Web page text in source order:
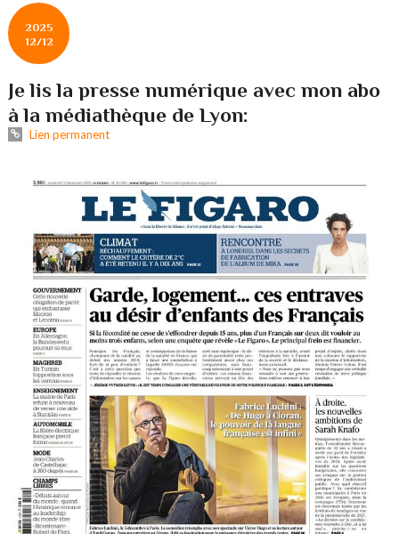
2025
12/12
Je lis la presse numérique avec mon abo
à la médiathèque de Lyon:
Lien permanent